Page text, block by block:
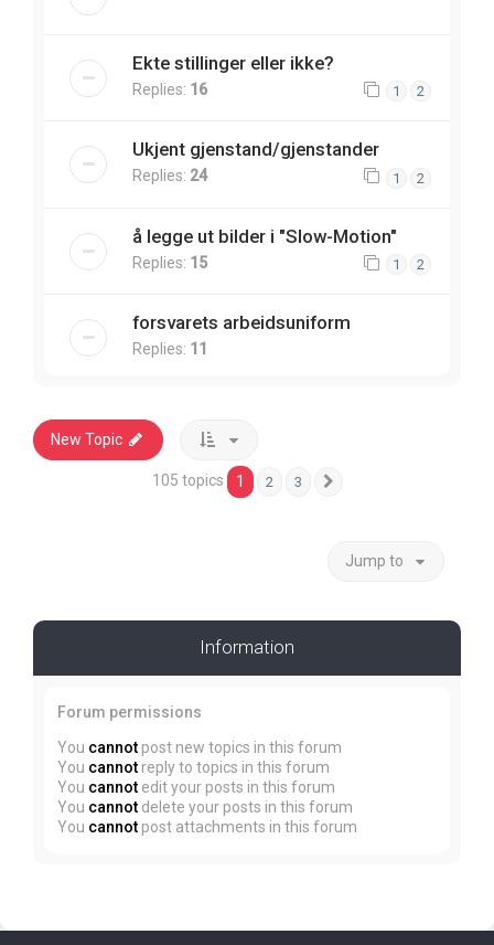
Ekte stillinger eller ikke?
Replies: 16 1 2
Ukjent gjenstand/gjenstander
Replies: 24 1 2
å legge ut bilder i "Slow-Motion"
Replies: 15 1 2
forsvarets arbeidsuniform
Replies: 11
New Topic
105 topics 1 2 3
Jump to
Information
Forum permissions
You cannot post new topics in this forum
You cannot reply to topics in this forum
You cannot edit your posts in this forum
You cannot delete your posts in this forum
You cannot post attachments in this forum